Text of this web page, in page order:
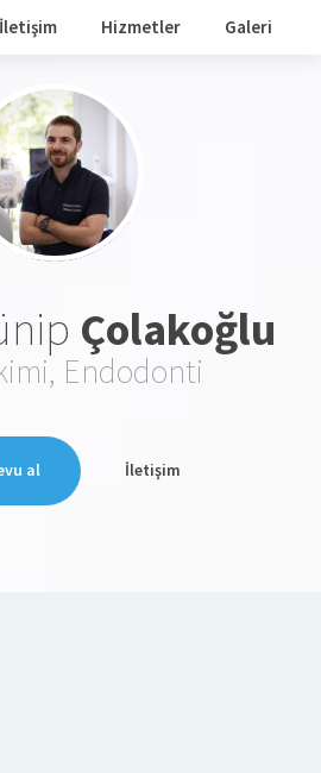
İletişim Hizmetler Galeri
Çolakoğlu
Endodonti
al İletişim